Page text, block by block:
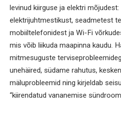
levinud kiirguse ja elektri
elektrijuhtmestikust, seadmetest
mobiiltelefonidest ja Wi-Fi
mis võib liikuda maapinna kaudu.
mitmesuguste
unehäired, südame rahutus,
mäluprobleemid ning kirjeldab
“kiirendatud vananemise